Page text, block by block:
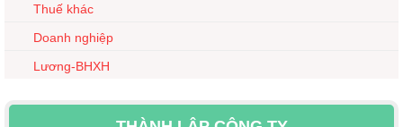
Thuế khác
Doanh nghiệp
Lương-BHXH